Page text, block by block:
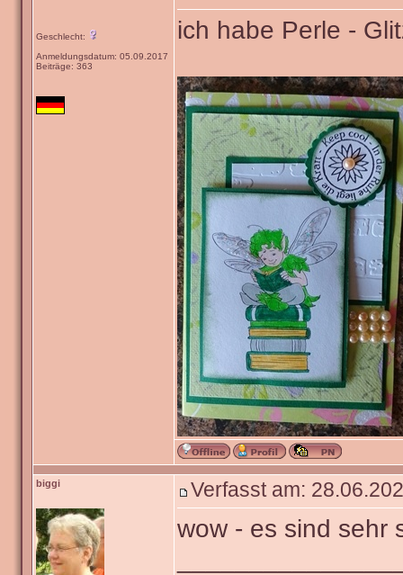
Geschlecht:
Anmeldungsdatum: 05.09.2017
Beiträge: 363
ich habe Perle -
biggi Verfasst am:
wow - es sind sehr